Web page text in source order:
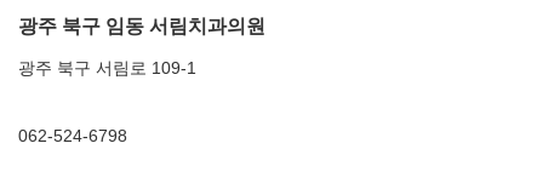
광주 북구 임동 서림치과의원
광주 북구 서림로 109-1
062-524-6798